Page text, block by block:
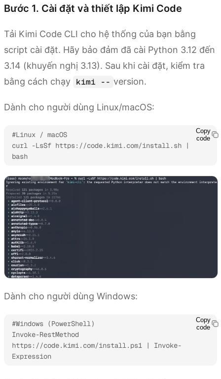
Bước 1. Cài đặt và thiết lập Kimi Code
Tải Kimi Code CLI cho hệ thống của bạn bằng
script cài đặt. Hãy bảo đảm đã cài Python 3.12 đến
3.14 (khuyến nghị 3.13). Sau khi cài đặt, kiểm tra
bằng cách chạy kimi -- version.
Dành cho người dùng Linux/macOS:
#Linux / macOS
curl -LsSf https://code.kimi.com/install.sh |
bash
Copy
code
Dành cho người dùng Windows:
#Windows (PowerShell)
Invoke-RestMethod
https://code.kimi.com/install.ps1 | Invoke-
Expression
Copy
code